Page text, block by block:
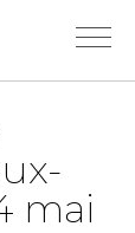
mai